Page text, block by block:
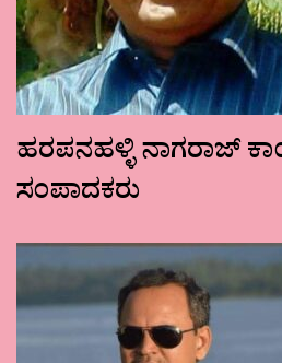
ಹರಪನಹಳ್ಳಿ ನಾಗರಾಜ್
ಸಂಪಾದಕರು